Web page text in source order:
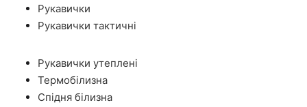
Рукавички
Рукавички тактичні
Рукавички утеплені
Термобілизна
Спідня білизна